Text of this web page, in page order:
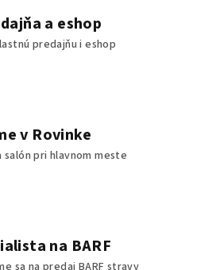
i
s
a eshop
predajňu i eshop
v Rovinke
salón pri hlavnom meste
na BARF
sa na predaj BARF stravy